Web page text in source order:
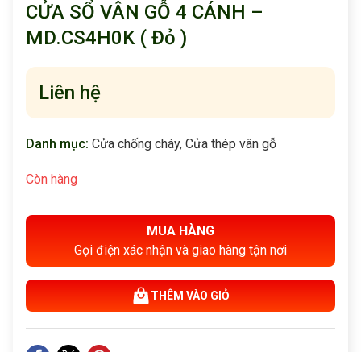
CỬA SỔ VÂN GỖ 4 CÁNH –
MD.CS4H0K ( Đỏ )
Liên hệ
Danh mục: Cửa chống cháy, Cửa thép vân gỗ
Còn hàng
MUA HÀNG
Gọi điện xác nhận và giao hàng tận nơi
THÊM VÀO GIỎ